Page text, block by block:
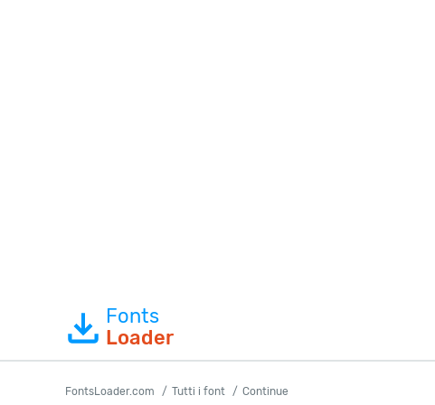
Fonts
Loader
FontsLoader.com Tutti i font Continue